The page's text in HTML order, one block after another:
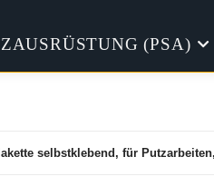
(PSA)
selbstklebend, für